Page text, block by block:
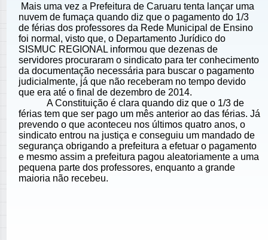
Mais uma vez a Prefeitura de Caruaru tenta lançar uma
nuvem de fumaça quando diz que o pagamento do 1/3
de férias dos professores da Rede Municipal de Ensino
foi normal, visto que, o Departamento Jurídico do
SISMUC REGIONAL informou que dezenas de
servidores procuraram o sindicato para ter conhecimento
da documentação necessária para buscar o pagamento
judicialmente, já que não receberam no tempo devido
que era até o final de dezembro de 2014.
A Constituição é clara quando diz que o 1/3 de
férias tem que ser pago um mês anterior ao das férias. Já
prevendo o que aconteceu nos últimos quatro anos, o
sindicato entrou na justiça e conseguiu um mandado de
segurança obrigando a prefeitura a efetuar o pagamento
e mesmo assim a prefeitura pagou aleatoriamente a uma
pequena parte dos professores, enquanto a grande
maioria não recebeu.